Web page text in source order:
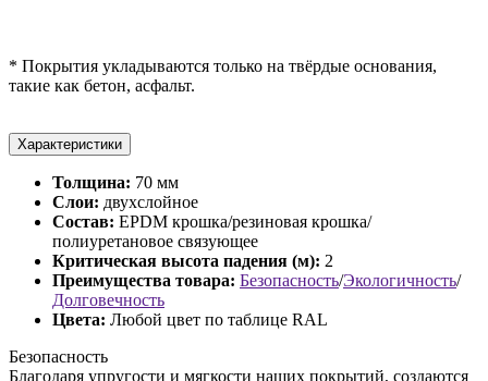
* Покрытия укладываются только на твёрдые основания,
такие как бетон, асфальт.
Характеристики
Толщина: 70 мм
Слои: двухслойное
Состав: EPDM крошка/резиновая крошка/
полиуретановое связующее
Критическая высота падения (м): 2
Преимущества товара: Безопасность/Экологичность/
Долговечность
Цвета: Любой цвет по таблице RAL
Безопасность
Благодаря упругости и мягкости наших покрытий, создаются